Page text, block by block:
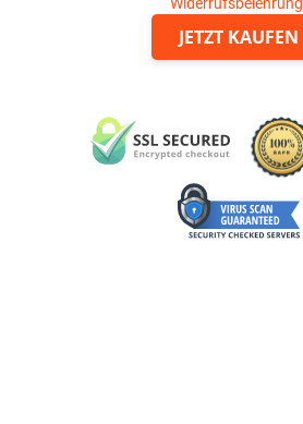
JETZT KAUFEN